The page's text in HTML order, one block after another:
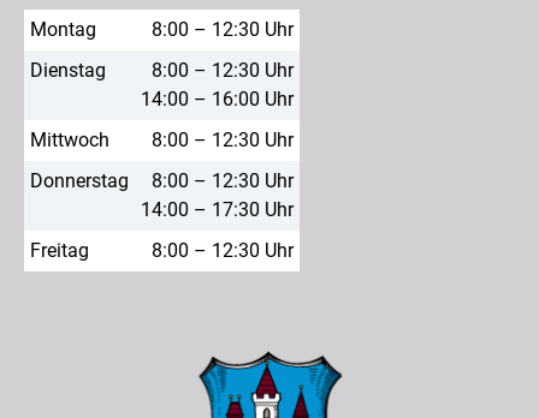
Montag
8:00 – 12:30 Uhr
Dienstag
8:00 – 12:30 Uhr
14:00 – 16:00 Uhr
Mittwoch
8:00 – 12:30 Uhr
Donnerstag
8:00 – 12:30 Uhr
14:00 – 17:30 Uhr
Freitag
8:00 – 12:30 Uhr